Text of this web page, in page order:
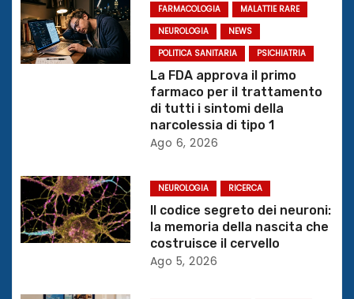
z
i
a
r
t
FARMACOLOGIA
MALATTIE RARE
NEUROLOGIA
NEWS
POLITICA SANITARIA
PSICHIATRIA
La FDA approva il primo
farmaco per il trattamento
di tutti i sintomi della
narcolessia di tipo 1
Ago 6, 2026
NEUROLOGIA RICERCA
Il codice segreto dei neuroni:
la memoria della nascita che
costruisce il cervello
Ago 5, 2026